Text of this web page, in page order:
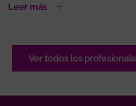
Leer más
Ver todos los